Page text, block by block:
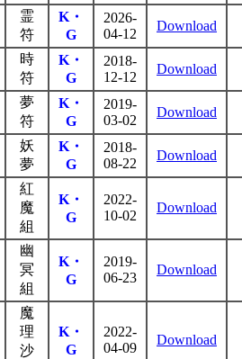
霊
符
K・
G
2026-
04-12
Download
時
符
K・
G
2018-
12-12
Download
夢
符
K・
G
2019-
03-02
Download
妖
夢
K・
G
2018-
08-22
Download
紅
魔
組
K・
G
2022-
10-02
Download
幽
冥
組
K・
G
2019-
06-23
Download
魔
理
沙
K・
G
2022-
04-09
Download